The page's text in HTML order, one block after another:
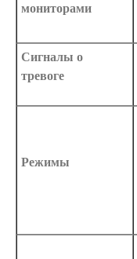
мониторами
Сигналы о
тревоге
Режимы